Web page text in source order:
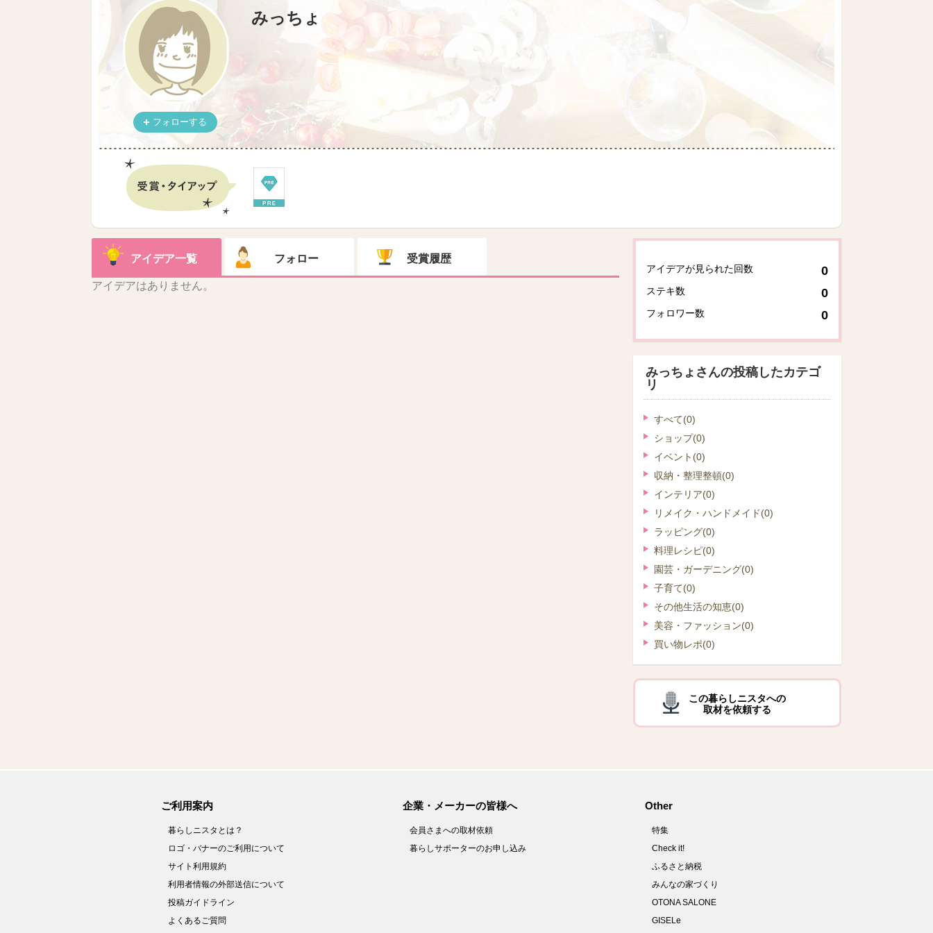
みっちょ
フォローする
アイデア一覧 フォロー 受賞履歴
アイデアはありません。
アイデアが見られた回数 0
ステキ数 0
フォロワー数 0
みっちょさんの投稿したカテゴ
リ
すべて(0)
ショップ(0)
イベント (0)
収納・整理整頓(0)
インテリア(0)
リメイク・ハンドメイド(0)
ラッピング(0)
料理レシピ(0)
園芸・ガーデニング(0)
子育て(0)
その他生活の知恵(0)
美容・ファッション(0)
買い物レポ(0)
この暮らしニスタへの
取材を依頼する
ご利用案内
暮らしニスタとは？
ロゴ・バナーのご利用について
サイト利用規約
利用者情報の外部送信について
投稿ガイドライン
よくあるご質問
企業・メーカーの皆様へ
会員さまへの取材依頼
暮らしサポーターのお申し込み
Other
特集
Check it!
ふるさと納税
みんなの家づくり
OTONA SALONE
GISELe